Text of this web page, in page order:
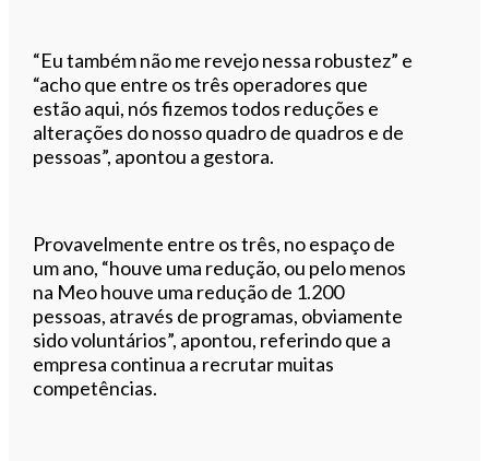
“Eu também não me revejo nessa robustez” e
“acho que entre os três operadores que
estão aqui, nós fizemos todos reduções e
alterações do nosso quadro de quadros e de
pessoas”, apontou a gestora.
Provavelmente entre os três, no espaço de
um ano, “houve uma redução, ou pelo menos
na Meo houve uma redução de 1.200
pessoas, através de programas, obviamente
sido voluntários”, apontou, referindo que a
empresa continua a recrutar muitas
competências.